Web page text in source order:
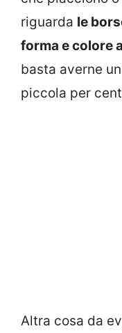
riguarda le
forma e colore
basta averne
piccola per
Altra cosa da